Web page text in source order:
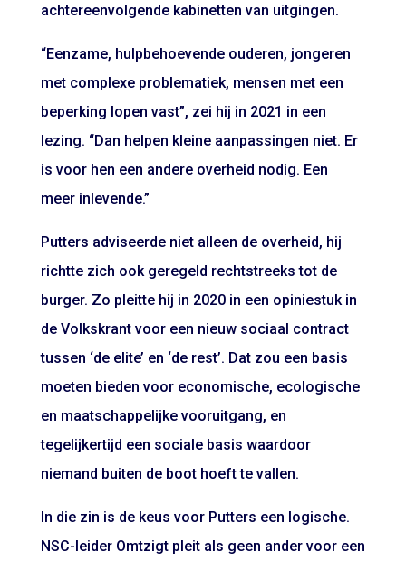
achtereenvolgende kabinetten van uitgingen.
“Eenzame, hulpbehoevende ouderen, jongeren
met complexe problematiek, mensen met een
beperking lopen vast”, zei hij in 2021 in een
lezing. “Dan helpen kleine aanpassingen niet. Er
is voor hen een andere overheid nodig. Een
meer inlevende.”
Putters adviseerde niet alleen de overheid, hij
richtte zich ook geregeld rechtstreeks tot de
burger. Zo pleitte hij in 2020 in een opiniestuk in
de Volkskrant voor een nieuw sociaal contract
tussen ‘de elite’ en ‘de rest’. Dat zou een basis
moeten bieden voor economische, ecologische
en maatschappelijke vooruitgang, en
tegelijkertijd een sociale basis waardoor
niemand buiten de boot hoeft te vallen.
In die zin is de keus voor Putters een logische.
NSC-leider Omtzigt pleit als geen ander voor een